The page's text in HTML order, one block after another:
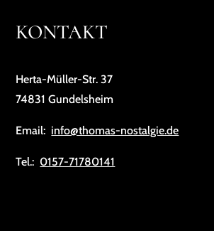
KONTAKT
Herta-Müller-Str. 37
74831 Gundelsheim
Email: info@thomas-nostalgie.de
Tel.: 0157-71780141